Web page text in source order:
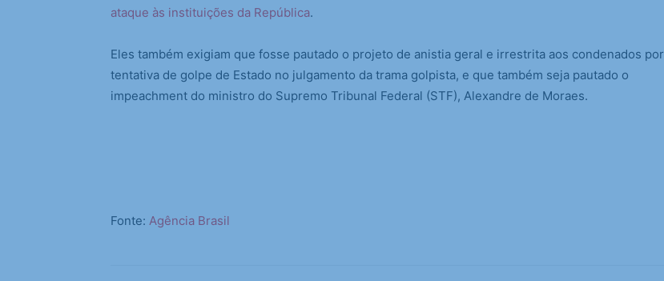
ataque às instituições da República.
Eles também exigiam que fosse pautado o projeto de anistia geral e irrestrita aos condenados por
tentativa de golpe de Estado no julgamento da trama golpista, e que também seja pautado o
impeachment do ministro do Supremo Tribunal Federal (STF), Alexandre de Moraes.
Fonte: Agência Brasil